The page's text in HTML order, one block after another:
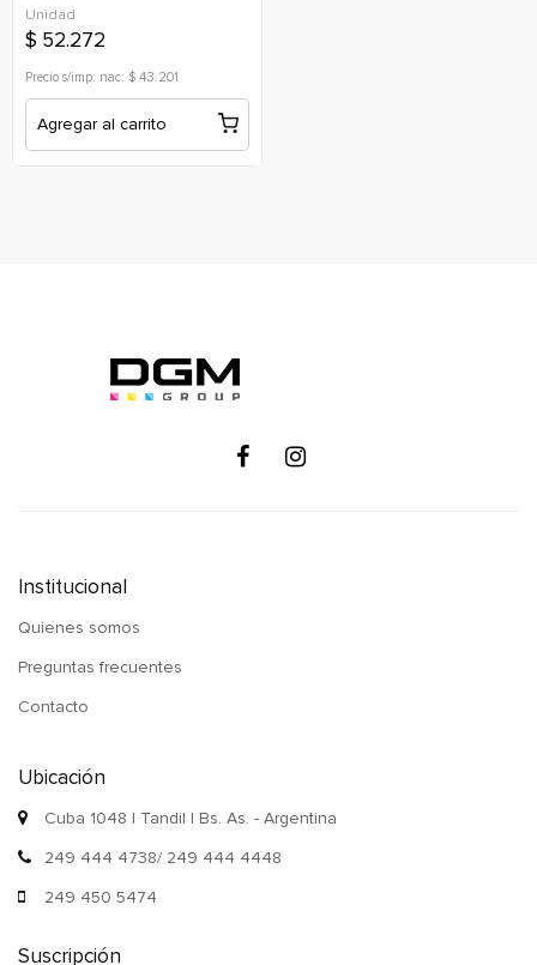
Unidad
$ 52.272
Precio s/imp. nac. $ 43.201
Agregar al carrito
Institucional
Quienes somos
Preguntas frecuentes
Contacto
Ubicación
Cuba 1048 | Tandil | Bs. As. - Argentina
249 444 4738/ 249 444 4448
249 450 5474
Suscripción